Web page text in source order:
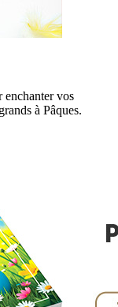
enchanter vos
à Pâques.